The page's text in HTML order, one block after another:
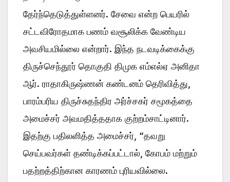
தேர்ந்தெடுத்துள்ளனர். சேவை என்ற பெயரில்
சட்டவிரோதமாக பணம் வசூலிக்க வேண்டிய
அவசியமில்லை என்றார். இந்த நடவடிக்கைக்கு
திருச்செந்தூர் தொகுதி திமுக எம்எல்ஏ அனிதா
ஆர். ராதாகிருஷ்ணன் கண்டனம் தெரிவித்து,
பாரம்பரிய திருச்சுதந்திர அர்ச்சகர் சமூகத்தை
அமைச்சர் அவமதித்ததாக குற்றம்சாட்டினார்.
இதற்கு பதிலளித்த அமைச்சர், “தவறு
செய்பவர்கள் தண்டிக்கப்பட்டால், கோபம் மற்றும்
பதற்றத்திற்கான காரணம் புரியவில்லை.